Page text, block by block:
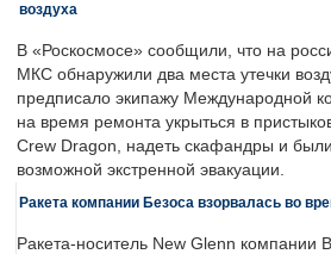
воздуха
В «Роскосмосе» сообщили, что на
МКС обнаружили два места утечки
предписало экипажу Международной
на время ремонта укрыться в
Crew Dragon, надеть скафандры и
возможной экстренной эвакуации.
Ракета компании Безоса взорвалась во
Ракета-носитель New Glenn